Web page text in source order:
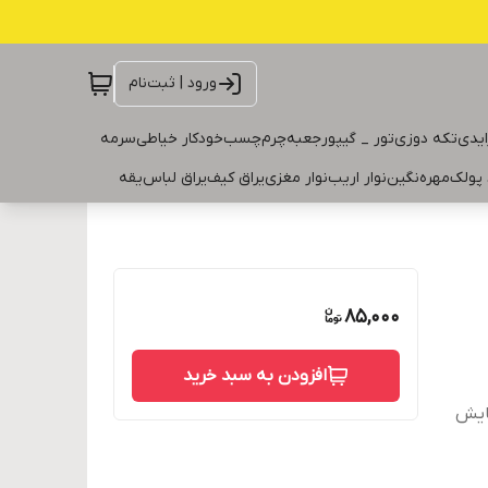
ورود | ثبت‌نام
تکه دوزیتور _ گیپورجعبهچرمچسبخودکار خیاطیسرمه
پولکمهرهنگیننوار اریبنوار مغزییراق کیفیراق لباسیقه
حدود ۱۰ گرم گنجایش
85,000
افزودن به سبد خرید